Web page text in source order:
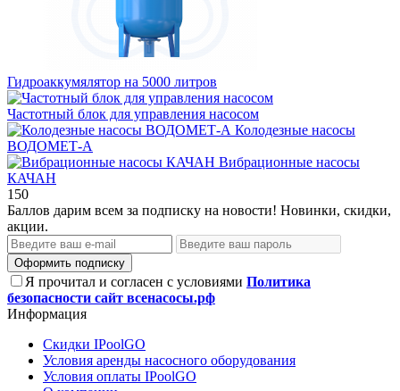
Гидроаккумялятор на 5000 литров
Частотный блок для управления насосом
Колодезные насосы
ВОДОМЕТ-А
Вибрационные насосы
КАЧАН
150
Баллов дарим всем за подписку на новости! Новинки, скидки,
акции.
Оформить подписку
Я прочитал и согласен с условиями Политика
безопасности сайт всенасосы.рф
Информация
Скидки IPoolGO
Условия аренды насосного оборудования
Условия оплаты IPoolGO